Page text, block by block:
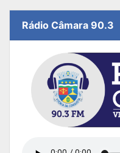
Rádio Câmara 90.3